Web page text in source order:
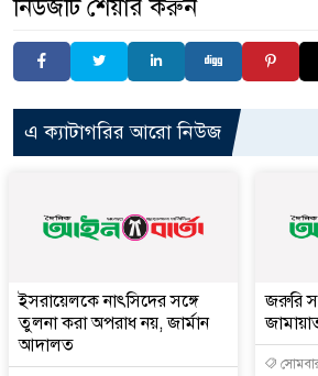
নিউজটি শেয়ার করুন
এ ক্যাটাগরির আরো নিউজ
ইসরায়েলকে নাৎসিদের সঙ্গে
তুলনা করা অপরাধ নয়, জার্মান
আদালত
জরুরি